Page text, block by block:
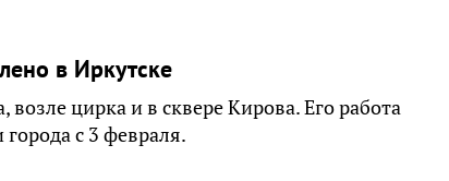
в Иркутске
цирка и в сквере Кирова. Его работа
с 3 февраля.